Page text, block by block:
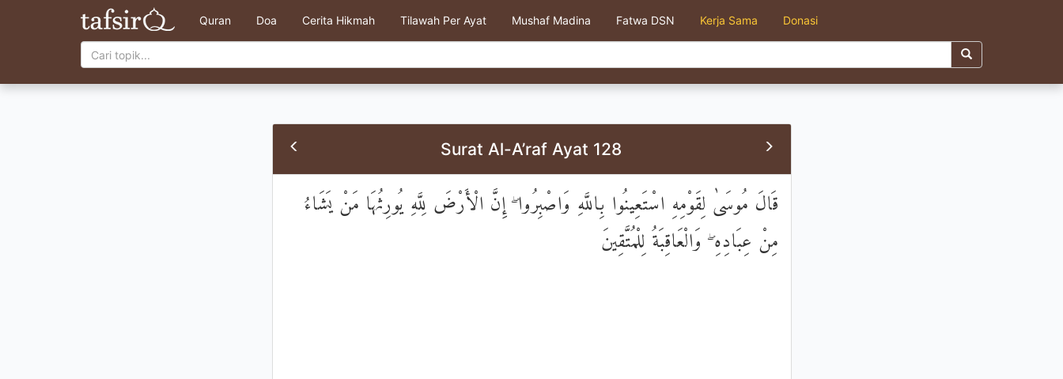
Quran Doa Cerita Hikmah Tilawah Per Ayat Mushaf Madina Fatwa DSN Kerja Sama Donasi
Surat Al-A’raf Ayat 128
قَالَ مُوسَىٰ لِقَوْمِهِ اسْتَعِينُوا بِاللَّهِ وَاصْبِرُوا ۖ إِنَّ الْأَرْضَ لِلَّهِ يُورِثُهَا مَنْ يَشَاءُ
مِنْ عِبَادِهِ ۖ وَالْعَاقِبَةُ لِلْمُتَّقِينَ